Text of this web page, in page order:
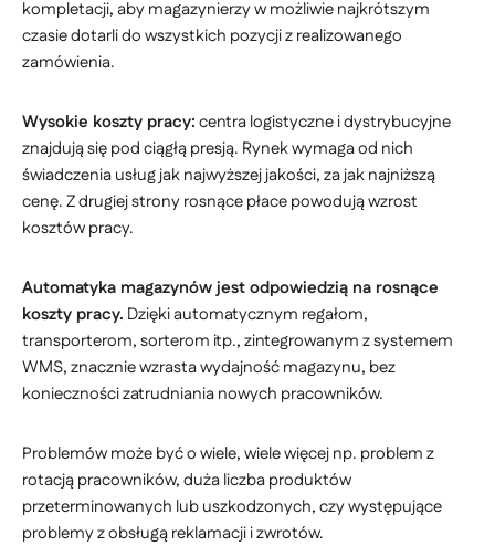
kompletacji, aby magazynierzy w możliwie najkrótszym
czasie dotarli do wszystkich pozycji z realizowanego
zamówienia.
Wysokie koszty pracy:centra logistyczne i dystrybucyjne
znajdują się pod ciągłą presją. Rynek wymaga od nich
świadczenia usług jak najwyższej jakości, za jak najniższą
cenę. Z drugiej strony rosnące płace powodują wzrost
kosztów pracy.
Automatyka magazynów jest odpowiedzią na rosnące
koszty pracy. Dzięki automatycznym regałom,
transporterom, sorterom itp., zintegrowanym z systemem
WMS, znacznie wzrasta wydajność magazynu, bez
konieczności zatrudniania nowych pracowników.
Problemów może być o wiele, wiele więcej np. problem z
rotacją pracowników, duża liczba produktów
przeterminowanych lub uszkodzonych, czy występujące
problemy z obsługą reklamacji i zwrotów.